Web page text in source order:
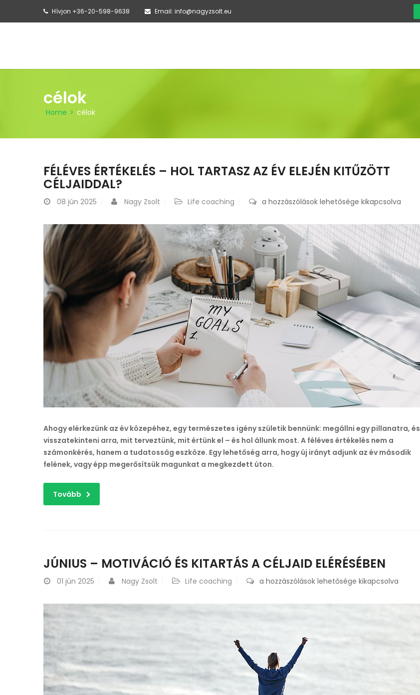
Hívjon +36-20-598-9638 Email: info@nagyzsolt.eu
célok
Home > célok
FÉLÉVES ÉRTÉKELÉS – HOL TARTASZ AZ ÉV ELEJÉN KITŰZÖTT
CÉLJAIDDAL?
08 jún 2025 Nagy Zsolt Life coaching
Féléves
–
Hol
tartasz
év
elején
kitűzött
céljaiddal?
bejegyzéshez
a hozzászólások lehetősége kikapcsolva
Ahogy elérkezünk az év közepéhez, egy természetes igény születik bennünk: megállni egy pillanatra, és
visszatekinteni arra, mit terveztünk, mit értünk el – és hol állunk most. A féléves értékelés nem a
számonkérés, hanem a tudatosság eszköze. Egy lehetőség arra, hogy új irányt adjunk az év második
felének, vagy épp megerősítsük magunkat a megkezdett úton.
Tovább
JÚNIUS – MOTIVÁCIÓ ÉS KITARTÁS A CÉLJAID ELÉRÉSÉBEN
01 jún 2025 Nagy Zsolt Life coaching
Június
Motiváció
céljaid
elérésében
bejegyzéshez
a hozzászólások lehetősége kikapcsolva